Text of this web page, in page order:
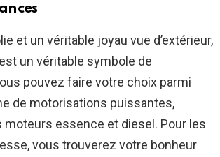
et un véritable joyau vue d’extérieur,
un véritable symbole de
pouvez faire votre choix parmi
de motorisations puissantes,
moteurs essence et diesel. Pour les
vous trouverez votre bonheur